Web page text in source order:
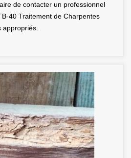
de contacter un professionnel
40 Traitement de Charpentes